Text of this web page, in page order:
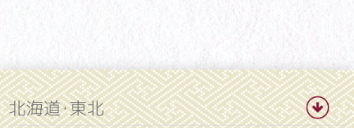
北海道・東北